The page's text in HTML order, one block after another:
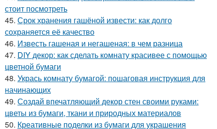
стоит посмотреть
45. Срок хранения гашёной извести: как долго
сохраняется её качество
46. Известь гашеная и негашеная: в чем разница
47. DIY декор: как сделать комнату красивее с помощью
цветной бумаги
48. Укрась комнату бумагой: пошаговая инструкция для
начинающих
49. Создай впечатляющий декор стен своими руками:
цветы из бумаги, ткани и природных материалов
50. Креативные поделки из бумаги для украшения